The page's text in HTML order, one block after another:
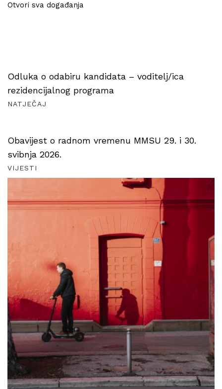
Otvori sva događanja
Odluka o odabiru kandidata – voditelj/ica
rezidencijalnog programa
NATJEČAJ
Obavijest o radnom vremenu MMSU 29. i 30.
svibnja 2026.
VIJESTI